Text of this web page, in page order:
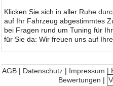
Klicken Sie sich in aller Ruhe
auf Ihr Fahrzeug abgestimmtes
bei Fragen rund um Tuning für
für Sie da: Wir freuen uns auf
AGB | Datenschutz | Impressum |
Bewertungen |